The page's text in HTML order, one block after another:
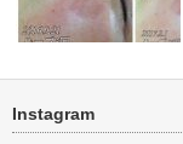
お悩みNO1 シミ 肌再
Instagram